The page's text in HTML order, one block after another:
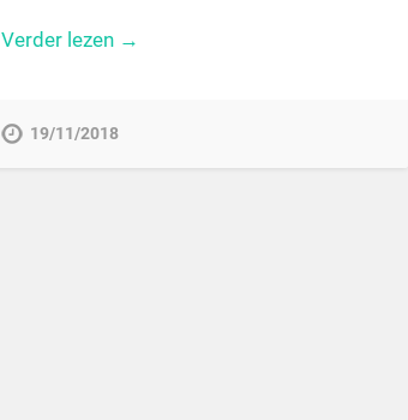
Verder lezen →
19/11/2018